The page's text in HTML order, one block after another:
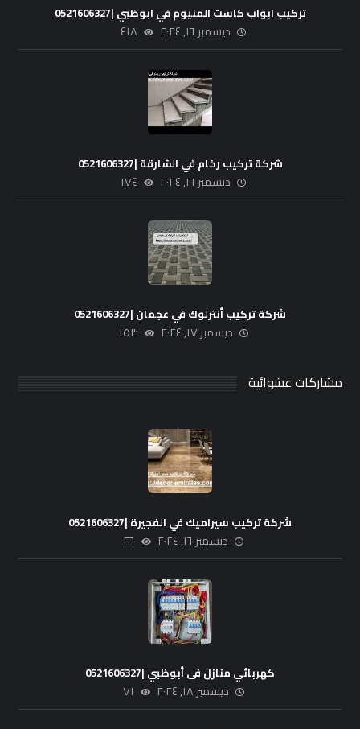
تركيب ابواب كاست المنيوم في ابوظبي |0521606327
ديسمبر ١٦, ٢٠٢٤ ٤١٨
شركة تركيب رخام في الشارقة |0521606327
ديسمبر ١٦, ٢٠٢٤ ١٧٤
شركة تركيب أنترلوك في عجمان |0521606327
ديسمبر ١٧, ٢٠٢٤ ١٥٣
مشاركات عشوائية
شركة تركيب سيراميك في الفجيرة |0521606327
ديسمبر ١٦, ٢٠٢٤ ٢٦
كهربائي منازل فى أبوظبي |0521606327
ديسمبر ١٨, ٢٠٢٤ ٧١